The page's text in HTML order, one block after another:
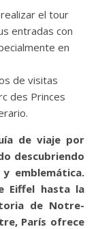
el tour
entradas con
en
de visitas
des Princes
de viaje por
descubriendo
emblemática.
Eiffel hasta la
de Notre-
París ofrece